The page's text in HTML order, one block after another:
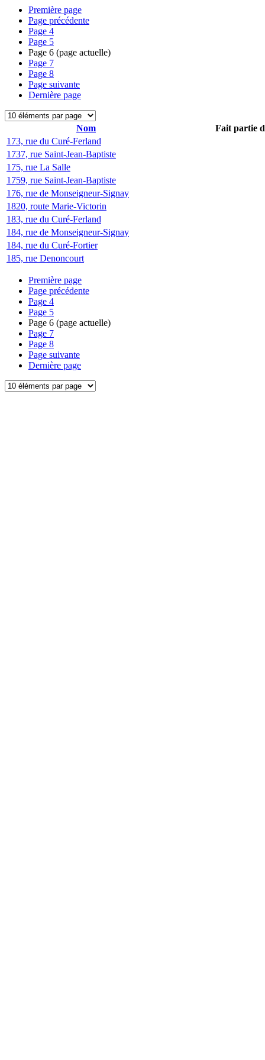
Première page
Page précédente
Page 4
Page 5
Page 6 (page actuelle)
Page 7
Page 8
Page suivante
Dernière page
Nom
Fait partie
173, rue du Curé-Ferland
1737, rue Saint-Jean-Baptiste
175, rue La Salle
1759, rue Saint-Jean-Baptiste
176, rue de Monseigneur-Signay
1820, route Marie-Victorin
183, rue du Curé-Ferland
184, rue de Monseigneur-Signay
184, rue du Curé-Fortier
185, rue Denoncourt
Première page
Page précédente
Page 4
Page 5
Page 6 (page actuelle)
Page 7
Page 8
Page suivante
Dernière page